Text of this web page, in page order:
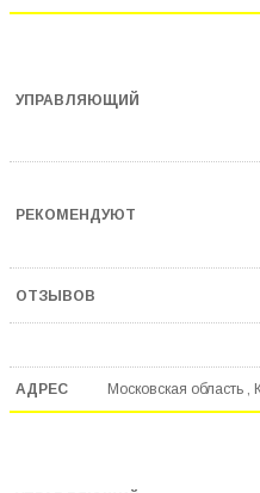
Московская область ,